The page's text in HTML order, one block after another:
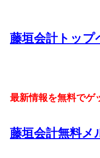
藤垣会計トップ
最新情報を無料でゲ
藤垣会計無料メ